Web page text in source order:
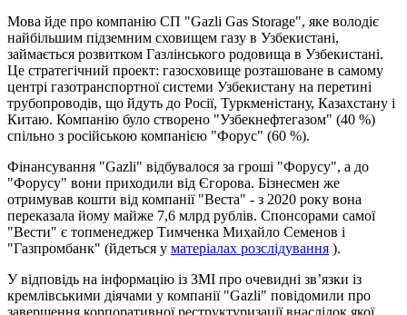
Мова йде про компанію СП "Gazli Gas Storage", яке володіє
найбільшим підземним сховищем газу в Узбекистані,
займається розвитком Газлінського родовища в Узбекистані.
Це стратегічний проект: газосховище розташоване в самому
центрі газотранспортної системи Узбекистану на перетині
трубопроводів, що йдуть до Росії, Туркменістану, Казахстану і
Китаю. Компанію було створено "Узбекнефтегазом" (40 %)
спільно з російською компанією "Форус" (60 %).
Фінансування "Gazli" відбувалося за гроші "Форусу", а до
"Форусу" вони приходили від Єгорова. Бізнесмен же
отримував кошти від компанії "Веста" - з 2020 року вона
переказала йому майже 7,6 млрд рублів. Спонсорами самої
"Вести" є топменеджер Тимченка Михайло Семенов і
"Газпромбанк" (йдеться у матеріалах розслідування ).
У відповідь на інформацію із ЗМІ про очевидні зв’язки із
кремлівськими діячами у компанії "Gazli" повідомили про